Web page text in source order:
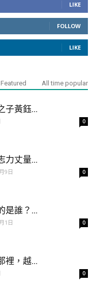
LIKE
FOLLOW
LIKE
Featured All time popular
子黃鈺...
0
力丈量...
9日 0
是誰？...
1日 0
裡，越...
0